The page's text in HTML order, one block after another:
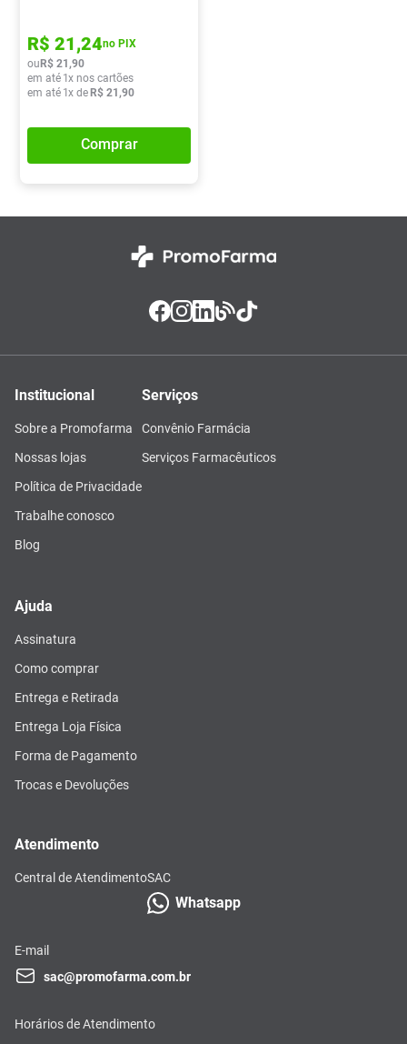
R$ 21,24no PIX
ouR$ 21 ,90
em até 1x nos cartões
em até 1x deR$ 21 ,90
Comprar
Institucional
Sobre a Promofarma
Nossas lojas
Política de Privacidade
Trabalhe conosco
Blog
Serviços
Convênio Farmácia
Serviços Farmacêuticos
Ajuda
Assinatura
Como comprar
Entrega e Retirada
Entrega Loja Física
Forma de Pagamento
Trocas e Devoluções
Atendimento
Central de AtendimentoSAC
Whatsapp
E-mail
sac@promofarma.com.br
Horários de Atendimento